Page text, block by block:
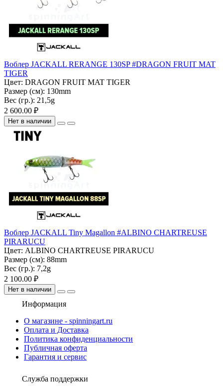
Воблер JACKALL RERANGE 130SP #DRAGON FRUIT MAT
TIGER
Цвет: DRAGON FRUIT MAT TIGER
Размер (см): 130mm
Вес (гр.): 21,5g
2 600.00 ₽
Нет в наличии
Воблер JACKALL Tiny Magallon #ALBINO CHARTREUSE
PIRARUCU
Цвет: ALBINO CHARTREUSE PIRARUCU
Размер (см): 88mm
Вес (гр.): 7,2g
2 100.00 ₽
Нет в наличии
Информация
О магазине - spinningart.ru
Оплата и Доставка
Политика конфиденциальности
Публичная оферта
Гарантия и сервис
Служба поддержки